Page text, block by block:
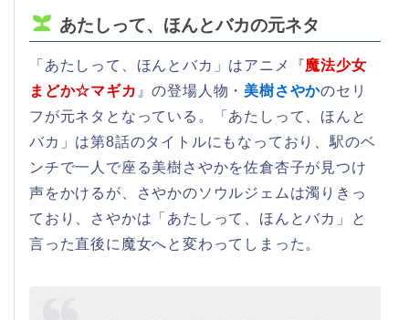
あたしって、ほんとバカの元ネタ
「あたしって、ほんとバカ」はアニメ『魔法少女
まどか☆マギカ 』の登場人物・ 美樹さやかのセリ
フが元ネタとなっている。「あたしって、ほんと
バカ」は第8話のタイトルにもなっており、駅のベ
ンチで一人で座る美樹さやかを佐倉杏子が見つけ
声をかけるが、さやかのソウルジェムは濁りきっ
ており、さやかは「あたしって、ほんとバカ」と
言った直後に魔女へと変わってしまった。